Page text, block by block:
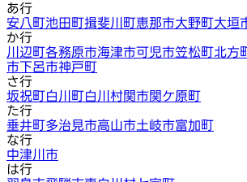
あ行
安八町池田町揖斐川町恵那市大野町大垣
か行
川辺町各務原市海津市可児市笠松町北方
市下呂市神戸町
さ行
坂祝町白川町白川村関市関ケ原町
た行
垂井町多治見市高山市土岐市富加町
な行
中津川市
は行